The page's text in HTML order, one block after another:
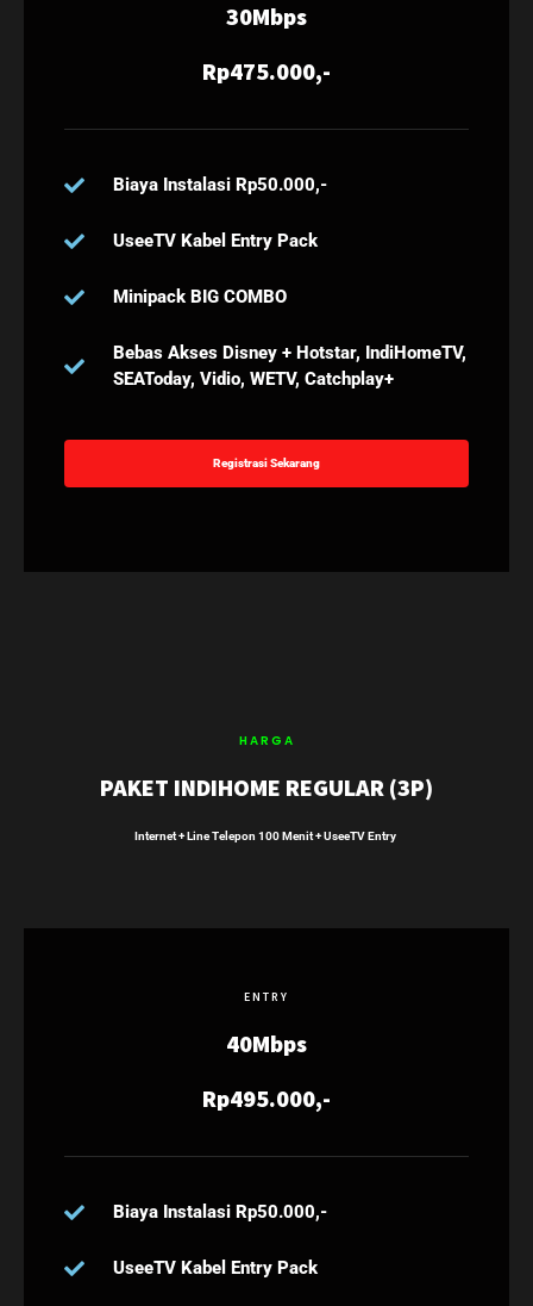
30Mbps
Rp475.000,-
Biaya Instalasi Rp50.000,-
UseeTV Kabel Entry Pack
Minipack BIG COMBO
Bebas Akses Disney + Hotstar, IndiHomeTV,
SEAToday, Vidio, WETV, Catchplay+
Registrasi Sekarang
HARGA
PAKET INDIHOME REGULAR (3P)
Internet + Line Telepon 100 Menit + UseeTV Entry
ENTRY
40Mbps
Rp495.000,-
Biaya Instalasi Rp50.000,-
UseeTV Kabel Entry Pack